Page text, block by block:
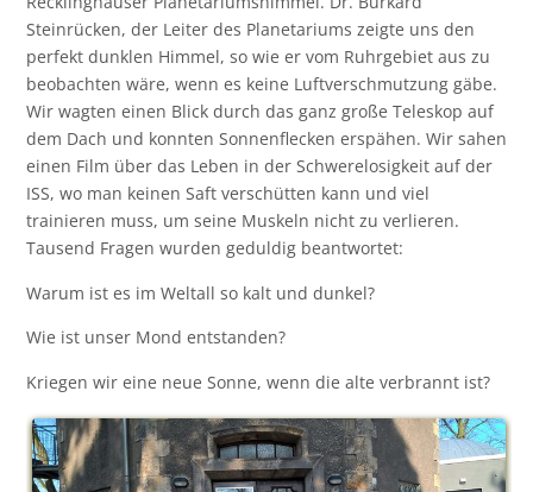
Steinrücken, der Leiter des Planetariums zeigte uns den
perfekt dunklen Himmel, so wie er vom Ruhrgebiet aus zu
beobachten wäre, wenn es keine Luftverschmutzung gäbe.
Wir wagten einen Blick durch das ganz große Teleskop auf
dem Dach und konnten Sonnenflecken erspähen. Wir sahen
einen Film über das Leben in der Schwerelosigkeit auf der
ISS, wo man keinen Saft verschütten kann und viel
trainieren muss, um seine Muskeln nicht zu verlieren.
Tausend Fragen wurden geduldig beantwortet:
Warum ist es im Weltall so kalt und dunkel?
Wie ist unser Mond entstanden?
Kriegen wir eine neue Sonne, wenn die alte verbrannt ist?